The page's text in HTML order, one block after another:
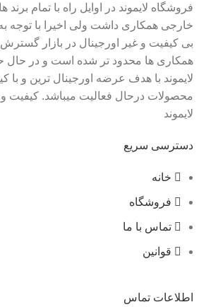
فروشگاه لایموند در اوایل راه با تمام برند
خارجی همکاری داشت ولی اخیرا با توجه
بی کیفیت و غیر اورجینال در بازار
همکاری ها محدود تر شده است و در حال
لایموند با هدف عرضه اورجینال ترین و با
محصولات درحال فعالیت میباشد. کیفیت و
لایموند
دسترسی سریع
خانه
فروشگاه
تماس با ما
قوانین
اطلاعات تماس